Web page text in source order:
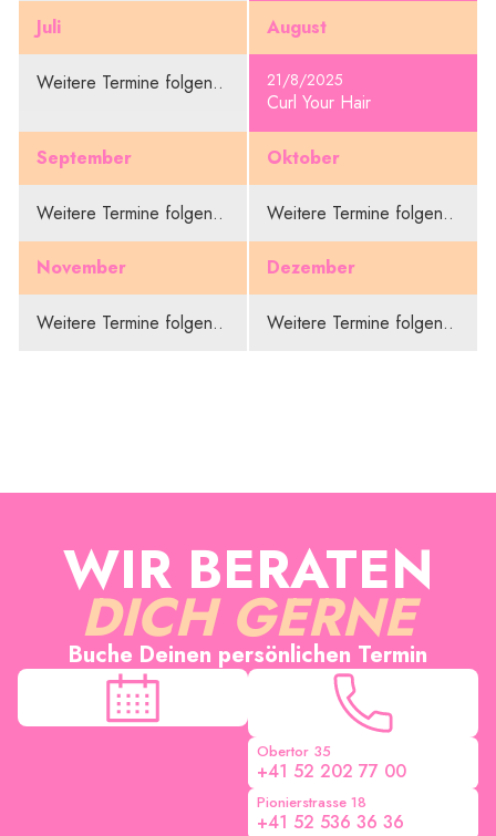
Juli
Weitere Termine folgen..
August
21/8/2025
Curl Your Hair
September
Weitere Termine folgen..
Oktober
Weitere Termine folgen..
November
Weitere Termine folgen..
Dezember
Weitere Termine folgen..
WIR BERATEN
DICH GERNE
Buche Deinen persönlichen Termin
Obertor 35
+41 52 202 77 00
Pionierstrasse 18
+41 52 536 36 36